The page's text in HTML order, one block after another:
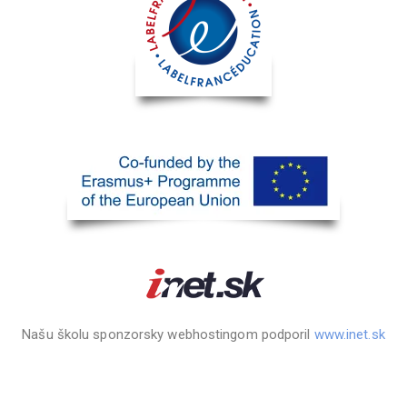
Našu školu sponzorsky webhostingom podporil www.inet.sk